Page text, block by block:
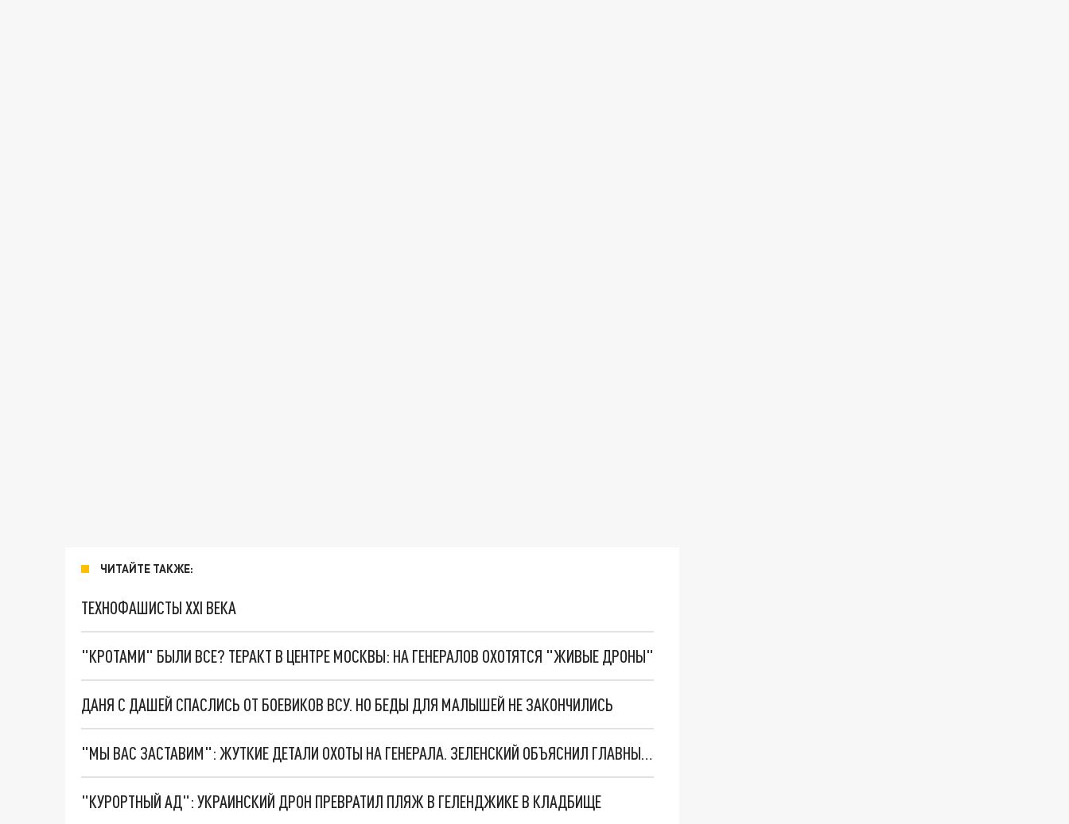
ЧИТАЙТЕ ТАКЖЕ:
ТЕХНОФАШИСТЫ XXI ВЕКА
"КРОТАМИ" БЫЛИ ВСЕ? ТЕРАКТ В ЦЕНТРЕ МОСКВЫ: НА ГЕНЕРАЛОВ ОХОТЯТСЯ "ЖИВЫЕ ДРОНЫ"
ДАНЯ С ДАШЕЙ СПАСЛИСЬ ОТ БОЕВИКОВ ВСУ. НО БЕДЫ ДЛЯ МАЛЫШЕЙ НЕ ЗАКОНЧИЛИСЬ
"МЫ ВАС ЗАСТАВИМ": ЖУТКИЕ ДЕТАЛИ ОХОТЫ НА ГЕНЕРАЛА. ЗЕЛЕНСКИЙ ОБЪЯСНИЛ ГЛАВНЫЙ СМЫСЛ ТЕРАКТА В ЦЕНТРЕ МОСКВЫ
"КУРОРТНЫЙ АД": УКРАИНСКИЙ ДРОН ПРЕВРАТИЛ ПЛЯЖ В ГЕЛЕНДЖИКЕ В КЛАДБИЩЕ